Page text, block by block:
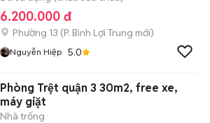
6.200.000 đ
Phường 13 (P. Bình Lợi Trung mới)
Nguyễn Hiệp 5.0
Phòng Trệt quận 3 30m2, free xe,
máy giặt
Nhà trống